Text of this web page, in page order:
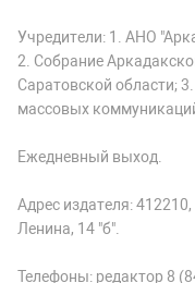
Учредители: 1. АНО
2. Собрание
Саратовской области;
массовых
Ежедневный выход.
Адрес издателя:
Ленина, 14 "б".
Телефоны: редактор 8